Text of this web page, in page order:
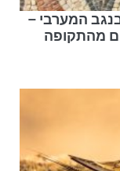
המערבי –
מהתקופה